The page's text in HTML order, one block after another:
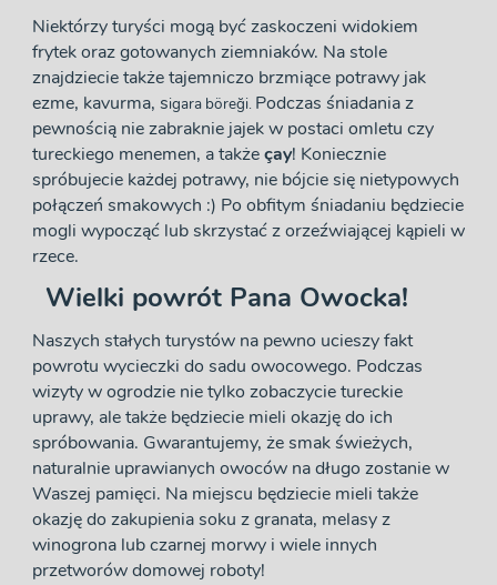
Niektórzy turyści mogą być zaskoczeni widokiem
frytek oraz gotowanych ziemniaków. Na stole
znajdziecie także tajemniczo brzmiące potrawy jak
ezme, kavurma, sigara böreği. Podczas śniadania z
pewnością nie zabraknie jajek w postaci omletu czy
tureckiego menemen, a takżeçay! Koniecznie
spróbujecie każdej potrawy, nie bójcie się nietypowych
połączeń smakowych :) Po obfitym śniadaniu będziecie
mogli wypocząć lub skrzystać z orzeźwiającej kąpieli w
rzece.
Wielki powrót Pana Owocka!
Naszych stałych turystów na pewno ucieszy fakt
powrotu wycieczki do sadu owocowego. Podczas
wizyty w ogrodzie nie tylko zobaczycie tureckie
uprawy, ale także będziecie mieli okazję do ich
spróbowania. Gwarantujemy, że smak świeżych,
naturalnie uprawianych owoców na długo zostanie w
Waszej pamięci. Na miejscu będziecie mieli także
okazję do zakupienia soku z granata, melasy z
winogrona lub czarnej morwy i wiele innych
przetworów domowej roboty!